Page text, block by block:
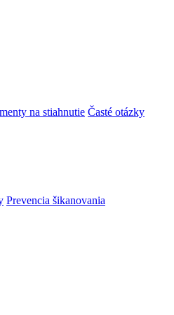
na stiahnutie Časté otázky
Prevencia šikanovania